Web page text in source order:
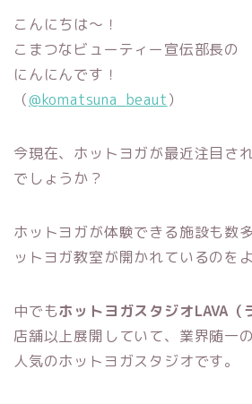
こんにちは～！
こまつなビューティー宣伝部長の
にんにんです！
（@komatsuna_beaut）
今現在、ホットヨガが最近注目さ
でしょうか？
ホットヨガが体験できる施設も数
ットヨガ教室が開かれているのを
中でもホットヨガスタジオLAVA（
店舗以上展開していて、業界随一
人気のホットヨガスタジオです。